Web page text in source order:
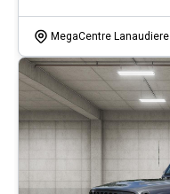
MegaCentre Lanaudiere